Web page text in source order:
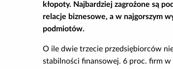
kłopoty. Najbardziej zagrożone są
relacje biznesowe, a w najgorszym
podmiotów.
O ile dwie trzecie przedsiębiorców
stabilności finansowej. 6 proc. firm w